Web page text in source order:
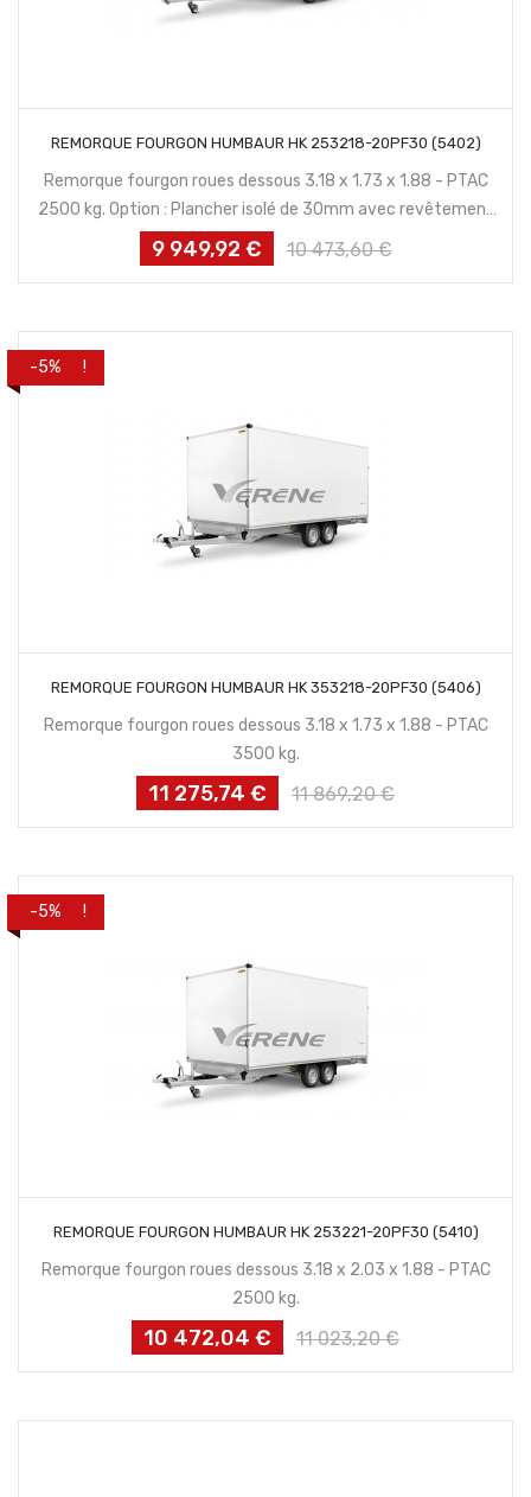
REMORQUE FOURGON HUMBAUR HK 253218-20PF30 (5402)
Remorque fourgon roues dessous 3.18 x 1.73 x 1.88 - PTAC
2500 kg. Option : Plancher isolé de 30mm avec revêtement
antidérapant inclus.
Prix
9 949,92 €
Prix
10 473,60 €
PROMO !
-5%
REMORQUE FOURGON HUMBAUR HK 353218-20PF30 (5406)
Remorque fourgon roues dessous 3.18 x 1.73 x 1.88 - PTAC
3500 kg.
Prix
11 275,74 €
Prix
11 869,20 €
PROMO !
-5%
REMORQUE FOURGON HUMBAUR HK 253221-20PF30 (5410)
Remorque fourgon roues dessous 3.18 x 2.03 x 1.88 - PTAC
2500 kg.
Prix
10 472,04 €
Prix
11 023,20 €